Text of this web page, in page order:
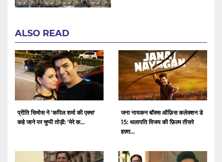
ALSO READ
प्रीति सिमोस ने 'कपिल शर्मा की एक्स'
कहे जाने पर चुप्पी तोड़ी: 'मेरे क...
जना नायकन बॉक्स ऑफ़िस कलेक्शन डे
15: थलापति विजय की फ़िल्म तीसरे
हफ़्त...